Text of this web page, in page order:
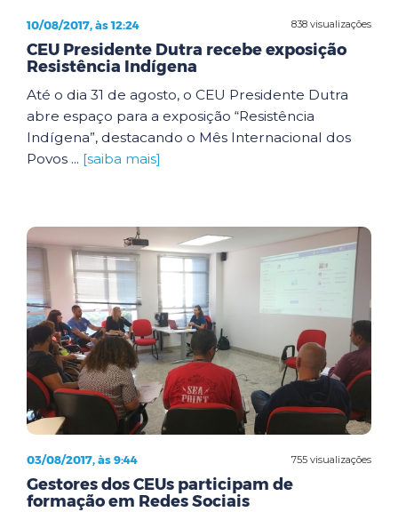
838 visualizações
10/08/2017, às 12:24
CEU Presidente Dutra recebe exposição
Resistência Indígena
Até o dia 31 de agosto, o CEU Presidente Dutra
abre espaço para a exposição “Resistência
Indígena”, destacando o Mês Internacional dos
Povos ... [saiba mais]
755 visualizações
03/08/2017, às 9:44
Gestores dos CEUs participam de
formação em Redes Sociais